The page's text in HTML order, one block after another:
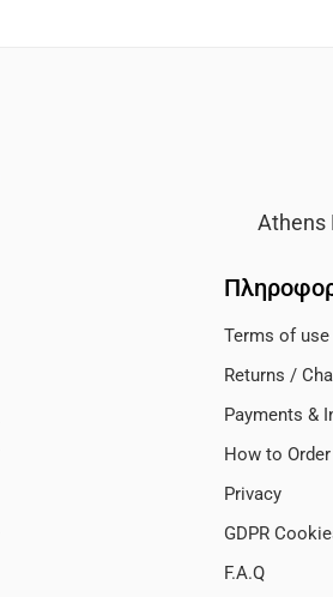
Athens
Terms of use
Returns /
Payments &
How to Order
Privacy
GDPR
F.A.Q